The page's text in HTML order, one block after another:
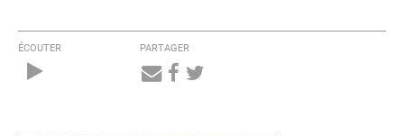
ÉCOUTER PARTAGER